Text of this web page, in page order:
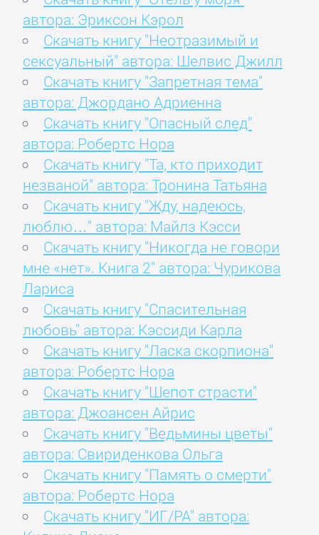
автора: Эриксон Кэрол
Скачать книгу "Неотразимый и
сексуальный" автора: Шелвис Джилл
Скачать книгу "Запретная тема"
автора: Джордано Адриенна
Скачать книгу "Опасный след"
автора: Робертс Нора
Скачать книгу "Та, кто приходит
незваной" автора: Тронина Татьяна
Скачать книгу "Жду, надеюсь,
люблю…" автора: Майлз Кэсси
Скачать книгу "Никогда не говори
мне «нет». Книга 2" автора: Чурикова
Лариса
Скачать книгу "Спасительная
любовь" автора: Кэссиди Карла
Скачать книгу "Ласка скорпиона"
автора: Робертс Нора
Скачать книгу "Шепот страсти"
автора: Джоансен Айрис
Скачать книгу "Ведьмины цветы"
автора: Свириденкова Ольга
Скачать книгу "Память о смерти"
автора: Робертс Нора
Скачать книгу "ИГ/РА" автора: